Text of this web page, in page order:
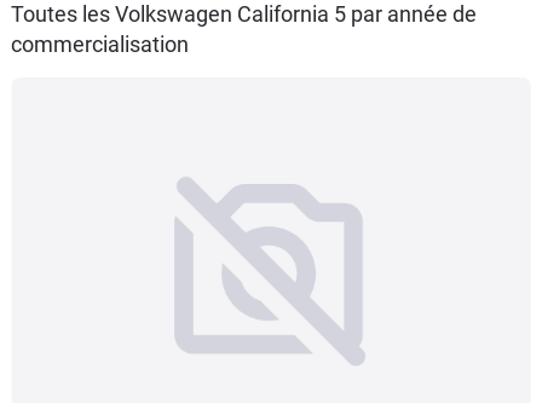
Forum
Toutes les Volkswagen California 5 par année de
commercialisation